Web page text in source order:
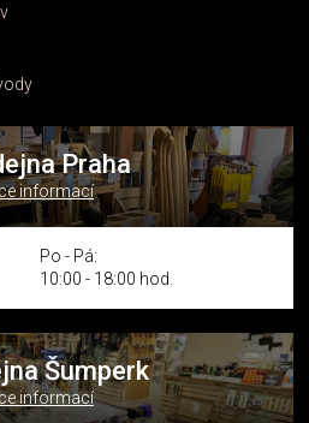
Praha
informací
Po - Pá:
10:00 - 18:00 hod.
Šumperk
informací